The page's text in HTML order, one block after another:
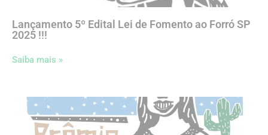
Lançamento 5º Edital Lei de Fomento ao Forró SP
2025 !!!
Saiba mais »